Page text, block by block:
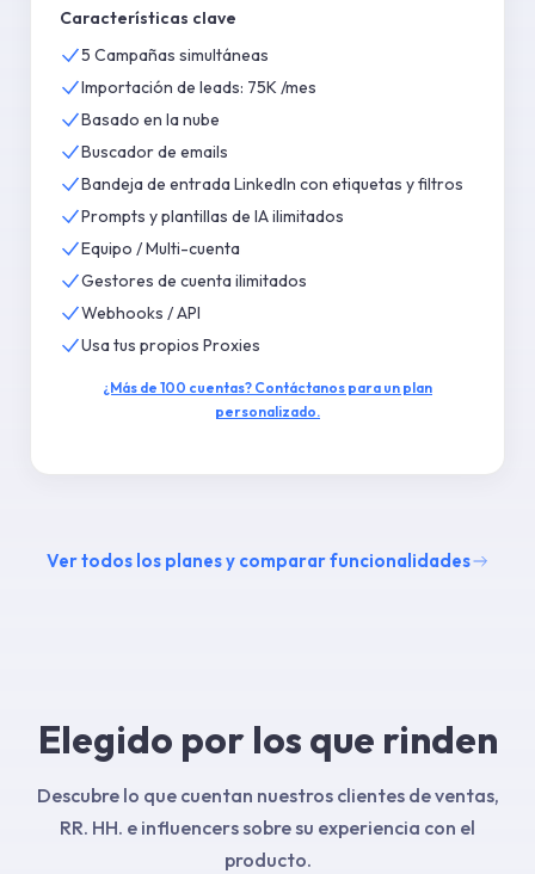
Características clave
5 Campañas simultáneas
Importación de leads: 75K /mes
Basado en la nube
Buscador de emails
Bandeja de entrada LinkedIn con etiquetas y filtros
Prompts y plantillas de IA ilimitados
Equipo / Multi-cuenta
Gestores de cuenta ilimitados
Webhooks / API
Usa tus propios Proxies
¿Más de 100 cuentas? Contáctanos para un plan
personalizado.
Ver todos los planes y comparar funcionalidades
Elegido por los que rinden
Descubre lo que cuentan nuestros clientes de ventas,
RR. HH. e influencers sobre su experiencia con el
producto.